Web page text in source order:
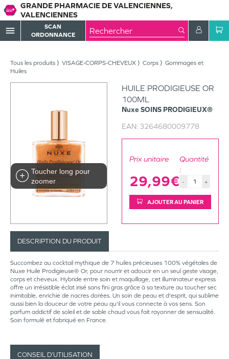
GRANDE PHARMACIE DE VALENCIENNES,
VALENCIENNES
menu
SCAN
ORDONNANCE
Tous les produits VISAGE-CORPS-CHEVEUX Corps
Gommages et
Huiles
Toucher long pour
zoomer
HUILE PRODIGIEUSE OR
100ML
NuxeSOINS PRODIGIEUX®
EAN: 3264680009778
Prix unitaire
29,99€
Quantité
:
- +
AJOUTER AU PANIER
DESCRIPTION DU PRODUIT
Succombez au cocktail mythique de 7 huiles précieuses 100% végétales de
Nuxe Huile Prodigieuse® Or, pour nourrir et adoucir en un seul geste visage,
corps et cheveux. Hybride entre soin et maquillage, cet illuminateur express
offre un irrésistible éclat irisé sans fini gras grâce à sa texture au toucher sec
inimitable, enrichie de nacres dorées. Un soin de peau et d'esprit, qui sublime
aussi bien la douceur de votre peau qu'il vous connecte à vos sens. Son
parfum addictif de soleil et de sable chaud vous fait rayonner de sensualité.
Soin formulé et fabriqué en France.
CONSEIL D’UTILISATION